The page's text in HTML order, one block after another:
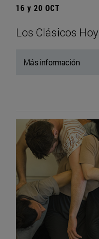
16 y 20 OCT
Los Clásicos Hoy
Más información